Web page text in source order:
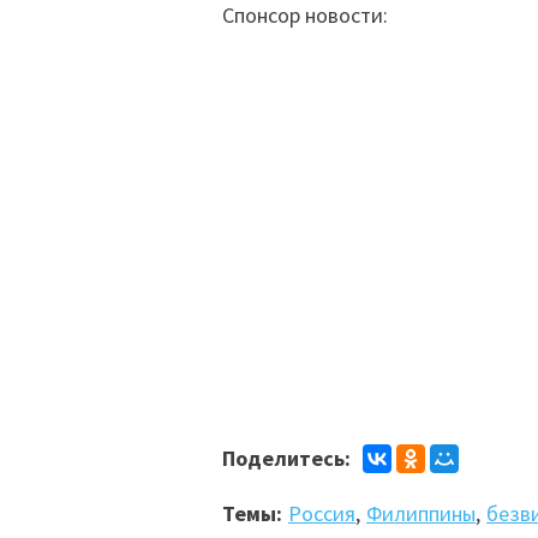
Спонсор новости:
Поделитесь:
Темы: Россия, Филиппины,